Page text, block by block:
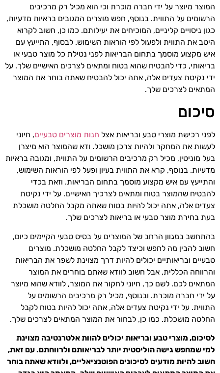
המוצר מיוצר על ידי חברה מוכרת וכי הוא מכיל רק מרכיבים
הרשומים על התווית. בנוסף, חפש מוצרים המגובים בראיות מדעיות,
כגון ניסויים קליניים, המוכיחים את יעילותם. כמו כן, חשוב לקרוא
היטב את התווית ולפעול לפי הוראות השימוש. לבסוף, התייעץ עם
איש מקצוע מוסמך בתחום הבריאות לפני נטילת כל מוצר טבעי או
בריאותי, כדי להבטיח שהוא בטוח ומתאים לצרכים האישיים שלך. על
ידי נקיטת צעדים אלה, אתה יכול להבטיח שאתה בוחר את המוצר
המתאים לצרכים שלך.
סיכום
לפני רכישת מוצרי טבע ובריאות אצל חנות מוצרים טבעיים, חיוני
לעשות את המחקר ולהיות צרכן מושכל. ודא שהמוצר הוא מיצרן
בעל מוניטין, מכיל רק מרכיבים הרשומים על התווית, ומגובה בראיות
מדעיות. בנוסף, קרא את התווית בעיון ופעל לפי הוראות השימוש,
והתייעץ עם איש מקצוע מוסמך בתחום הבריאות. וזאת בכדי
להבטיח שהמוצר בטוח ומתאים לצרכיך האישיים. על ידי נקיטת
צעדים אלה, אתה יכול להיות בטוח שאתה מקבל החלטה מושכלת
בעת בחירת מוצר טבעי או בריאות לצרכים שלך.
בהתחשב במגוון הרחב של המוצרים על בסיס טבעי הקיימים כיום,
חשוב להבין מה לחפש וכיצד לקבל החלטה מושכלת. מוצרים
טבעיים ובריאותיים יכולים להיות דרך מצוינת לשפר את הבריאות
והרווחה הכללית, אבל חשוב לוודא שאתם בוחרים את המוצר
המתאים לכם. לשם כך, חיוני לחקור את המוצר, לוודא שהוא מיוצר
על ידי חברה מוכרת. ובנוסף, מכיל רק מרכיבים הרשומים על
התווית. על ידי נקיטת צעדים אלה, אתה יכול להיות בטוח לקבל
החלטה מושכלת. כמו כן, לבחור את המוצר המתאים לצרכים שלך.
לסיכום, מוצרי טבע ובריאות יכולים להוות אלטרנטיבה מצוינת
למי שמחפש גישה הוליסטית יותר לבריאותם ולרווחתם. עם זאת,
חשוב להיות מודעים לסיכונים הפוטנציאליים, ולוודא שאתה בוחר